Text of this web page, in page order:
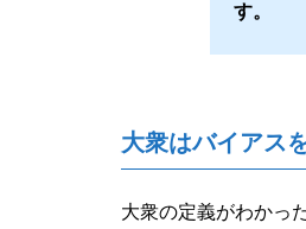
す。
大衆はバイアス
大衆の定義がわかっ